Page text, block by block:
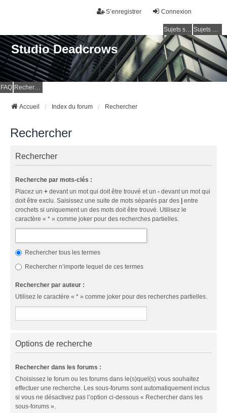
Connexion
S’enregistrer
Sujets sans réponse Sujets actifs
Studio Deadcrows
FAQ Rechercher
Accueil Index du forum Rechercher
Rechercher
Rechercher
Recherche par mots-clés :
Placez un + devant un mot qui doit être trouvé et un - devant un mot qui
doit être exclu. Saisissez une suite de mots séparés par des | entre
crochets si uniquement un des mots doit être trouvé. Utilisez le
caractère « * » comme joker pour des recherches partielles.
Rechercher tous les termes
Rechercher n’importe lequel de ces termes
Rechercher par auteur :
Utilisez le caractère « * » comme joker pour des recherches partielles.
Options de recherche
Rechercher dans les forums :
Choisissez le forum ou les forums dans le(s)quel(s) vous souhaitez
effectuer une recherche. Les sous-forums sont automatiquement inclus
si vous ne désactivez pas l’option ci-dessous « Rechercher dans les
sous-forums ».